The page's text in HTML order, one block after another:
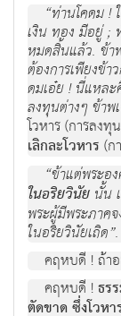
“ท่านโคดม !
เงิน ทอง มีอยู่ ;
หมดสิ้นแล้ว. ข้า
ต้องการเพียงข้
ดมเอ๋ย ! นี่แหละ
ลงทุนต่างๆ ข้าพ
โวหาร (การลง
เลิกละโวหาร (
“ข้าแต่พระอ
ในอริยวินัย นั้น
พระผู้มีพระภาคจ
ในอริยวินัยเถิด”.
คฤหบดี ! ถ้าอ
คฤหบดี !ธร
ตัดขาด ซึ่งโวหา